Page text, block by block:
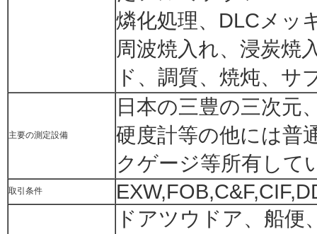
燐化処理、DLCメッ
周波焼入れ、浸炭焼
ド、調質、焼炖、サ
主要の測定設備
日本の三豊の三次元
硬度計等の他には普
クゲージ等所有して
取引条件
ドアツウドア、船